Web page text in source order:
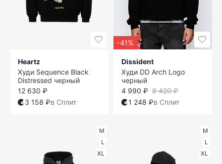
Heartz
Худи Sequence Black
Distressed черный
12 630 ₽
3 158 ₽в Сплит
-41%
Dissident
Худи DD Arch Logo
черный
8 420 ₽
4 990 ₽
1 248 ₽в Сплит
M
L
XL
M
L
XL